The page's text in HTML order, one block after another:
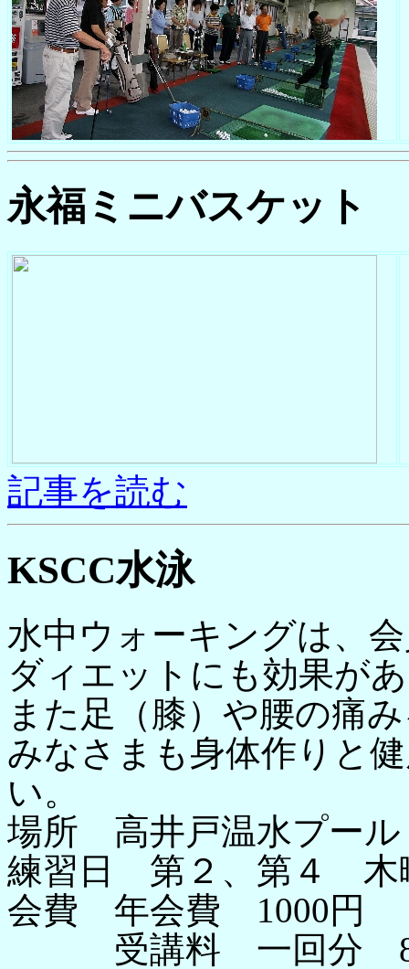
永福ミニバスケット
記事を読む
KSCC水泳
水中ウォーキングは、
ダィエットにも効果が
また足（膝）や腰の痛
みなさまも身体作りと
い。
場所 高井戸温水プール
練習日 第２、第４ 木
会費 年会費 1000円
受講料 一回分 800